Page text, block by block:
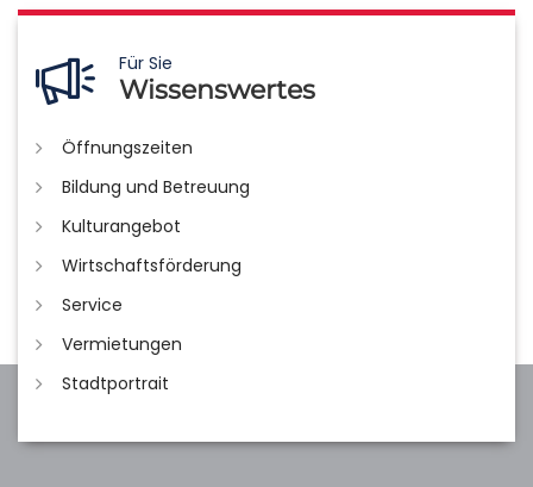
Für Sie
Wissenswertes
Öffnungszeiten
Bildung und Betreuung
Kulturangebot
Wirtschaftsförderung
Service
Vermietungen
Stadtportrait